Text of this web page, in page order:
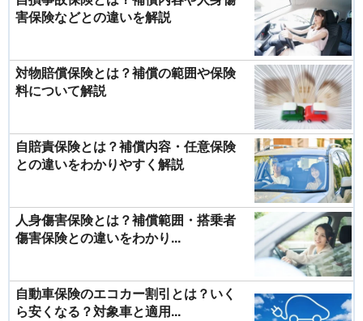
害保険などとの違いを解説
対物賠償保険とは？補償の範囲や保険
料について解説
自賠責保険とは？補償内容・任意保険
との違いをわかりやすく解説
人身傷害保険とは？補償範囲・搭乗者
傷害保険との違いをわかり...
自動車保険のエコカー割引とは？いく
ら安くなる？対象車と適用...